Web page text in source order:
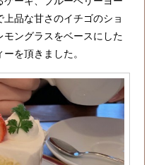
品な甘さのイチゴのショ
ングラスをベースにした
を頂きました。